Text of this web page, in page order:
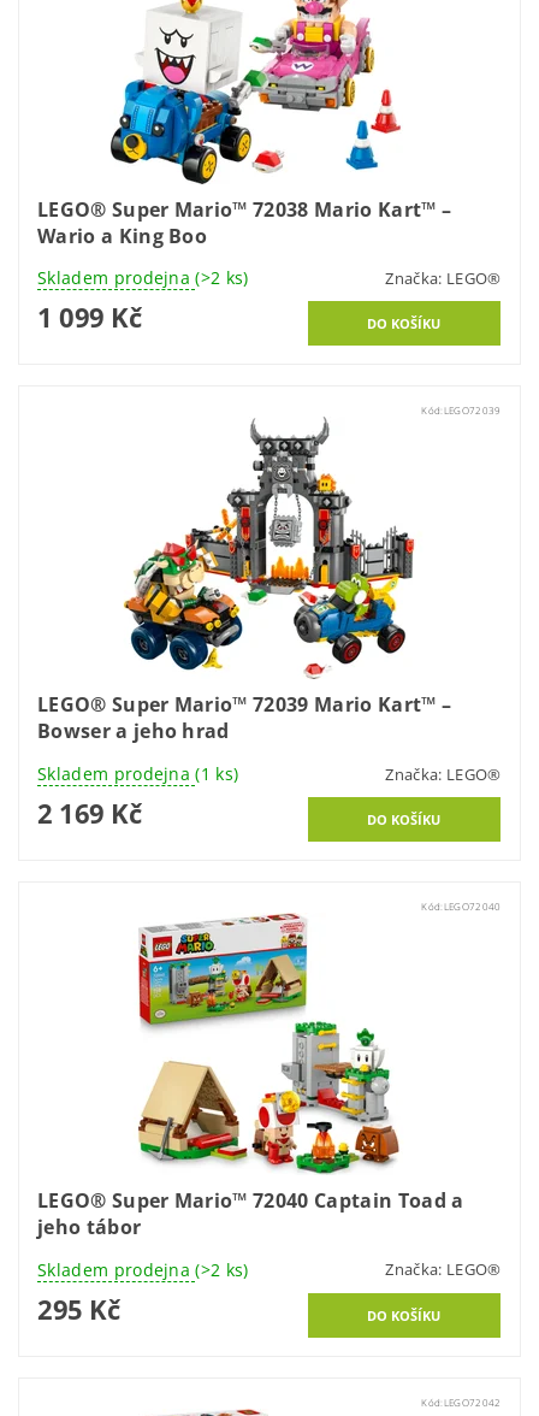
LEGO® Super Mario™ 72038 Mario Kart™ –
Wario a King Boo
Skladem prodejna(>2 ks) Značka: LEGO®
1 099 Kč
Kód:LEGO72039
LEGO® Super Mario™ 72039 Mario Kart™ –
Bowser a jeho hrad
Skladem prodejna(1 ks) Značka: LEGO®
2 169 Kč
Kód: LEGO72040
LEGO® Super Mario™ 72040 Captain Toad a
jeho tábor
Skladem prodejna(>2 ks) Značka: LEGO®
295 Kč
Kód: LEGO72042